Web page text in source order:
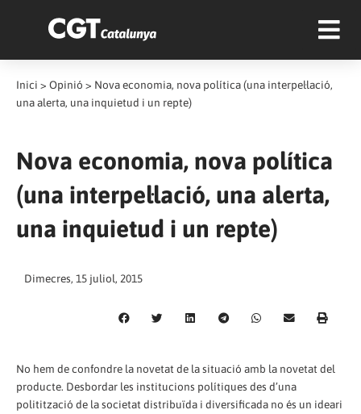
Inici > Opinió > Nova economia, nova política (una interpel·lació,
una alerta, una inquietud i un repte)
Nova economia, nova política
(una interpel·lació, una alerta,
una inquietud i un repte)
Dimecres, 15 juliol, 2015
No hem de confondre la novetat de la situació amb la novetat del
producte. Desbordar les institucions polítiques des d’una
politització de la societat distribuïda i diversificada no és un ideari